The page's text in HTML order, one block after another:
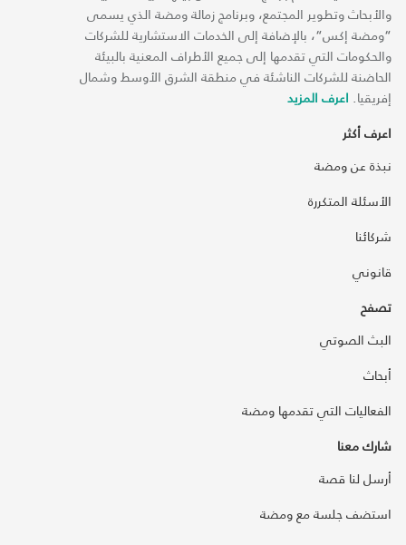
والأبحاث وتطوير المجتمع، وبرنامج زمالة ومضة الذي يسمى
“ومضة إكس“، بالإضافة إلى الخدمات الاستشارية للشركات
والحكومات التي تقدمها إلى جميع الأطراف المعنية بالبيئة
الحاضنة للشركات الناشئة في منطقة الشرق الأوسط وشمال
إفريقيا. اعرف المزيد
اعرف أكثر
نبذة عن ومضة
الأسئلة المتكررة
شركائنا
قانوني
تصفح
البث الصوتي
أبحاث
الفعاليات التي تقدمها ومضة
شارك معنا
أرسل لنا قصة
استضف جلسة مع ومضة